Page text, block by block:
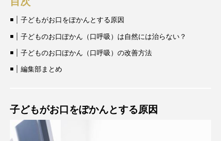
子どもがお口をぽかんとする原因
子どものお口ぽかん（口呼吸）は自然には治らない？
子どものお口ぽかん（口呼吸）の改善方法
編集部まとめ
子どもがお口をぽかんとする原因